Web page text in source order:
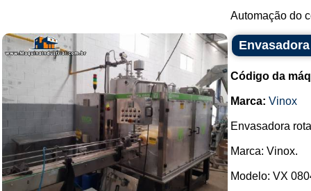
Automação do
Código da
Marca: Vinox
Envasadora
Marca: Vinox.
Modelo: VX